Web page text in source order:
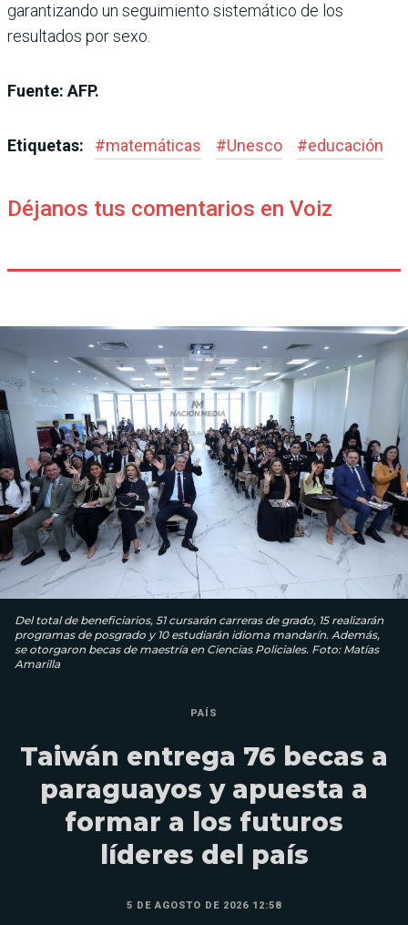
garantizando un seguimiento sistemático de los
resultados por sexo.
Fuente: AFP.
Etiquetas: #matemáticas #Unesco #educación
Déjanos tus comentarios en Voiz
Del total de beneficiarios, 51 cursarán carreras de grado, 15 realizarán
programas de posgrado y 10 estudiarán idioma mandarín. Además,
se otorgaron becas de maestría en Ciencias Policiales. Foto: Matías
Amarilla
PAÍS
Taiwán entrega 76 becas a
paraguayos y apuesta a
formar a los futuros
líderes del país
5 DE AGOSTO DE 2026 12:58